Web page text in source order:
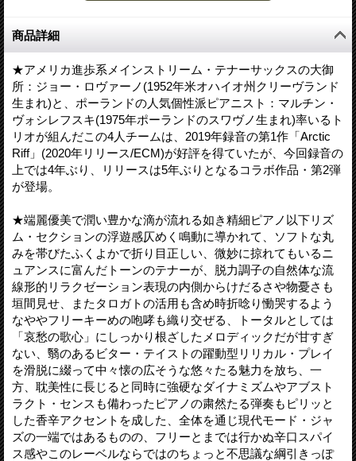
商品詳細
★アメリカ進歩系メインストリーム・テナーサックスの大御
所：ジョー・ロヴァーノ(1952年米オハイオ州クリーヴランド
生まれ)と、ポーランドの人気個性派ピアニスト：マルチン・
ヴォシレフスキ(1975年ポーランドのスワヴノ生まれ)率いるト
リオが組んだこの4人チームは、2019年録音の第1作「Arctic
Riff」(2020年リリース/ECM)が好評を得ていたが、今回録音の
上では4年ぶり、リリースは5年ぶりとなるコラボ作品・第2弾
が登場。
★端麗優美で潤い豊かな滴が流れる如き精細ピアノ以下リズ
ム・セクションの浮遊感仄めく鳴動に導かれて、ソフトな丸
みを帯びたふくよかで折り目正しい、微妙に掠れてもいるニ
ュアンスに富んだトーンのテナーが、脱力調子の自然体な流
線形的リラクゼーション表現の内側からけだるさや物憂さも
垣間見せ、またタロガトの活用も含め時折唸り慟哭するよう
なややフリーキーめの咆哮も織り交ぜる、トータルとしては
「哀愁の歌心」にしっかり根ざしたメロディックだが甘すぎ
ない、翳のあるビター・テイストの躍動型リリカル・プレイ
を滑脱に綴って中々懐の広そうな悠々たる魅力を放ち、一
方、耽美性に長じると同時に強硬なダイナミズムやアブスト
ラクト・センスも備わったピアノの粛然たる弾奏もピリッと
した香辛アクセントを成した、全体を通じ現代モード・ジャ
ズの一端ではあるものの、フリーとまでは行かぬ辛口スパイ
ス感やこのレーベルならではのちょっと不思議な綱引きっぽ